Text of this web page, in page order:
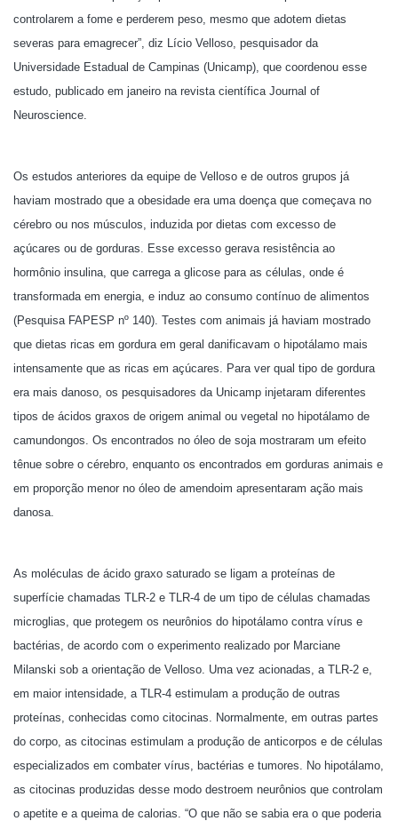
controlarem a fome e perderem peso, mesmo que adotem dietas
severas para emagrecer”, diz Lício Velloso, pesquisador da
Universidade Estadual de Campinas (Unicamp), que coordenou esse
estudo, publicado em janeiro na revista científica Journal of
Neuroscience.
Os estudos anteriores da equipe de Velloso e de outros grupos já
haviam mostrado que a obesidade era uma doença que começava no
cérebro ou nos músculos, induzida por dietas com excesso de
açúcares ou de gorduras. Esse excesso gerava resistência ao
hormônio insulina, que carrega a glicose para as células, onde é
transformada em energia, e induz ao consumo contínuo de alimentos
(Pesquisa FAPESP nº 140). Testes com animais já haviam mostrado
que dietas ricas em gordura em geral danificavam o hipotálamo mais
intensamente que as ricas em açúcares. Para ver qual tipo de gordura
era mais danoso, os pesquisadores da Unicamp injetaram diferentes
tipos de ácidos graxos de origem animal ou vegetal no hipotálamo de
camundongos. Os encontrados no óleo de soja mostraram um efeito
tênue sobre o cérebro, enquanto os encontrados em gorduras animais e
em proporção menor no óleo de amendoim apresentaram ação mais
danosa.
As moléculas de ácido graxo saturado se ligam a proteínas de
superfície chamadas TLR-2 e TLR-4 de um tipo de células chamadas
microglias, que protegem os neurônios do hipotálamo contra vírus e
bactérias, de acordo com o experimento realizado por Marciane
Milanski sob a orientação de Velloso. Uma vez acionadas, a TLR-2 e,
em maior intensidade, a TLR-4 estimulam a produção de outras
proteínas, conhecidas como citocinas. Normalmente, em outras partes
do corpo, as citocinas estimulam a produção de anticorpos e de células
especializados em combater vírus, bactérias e tumores. No hipotálamo,
as citocinas produzidas desse modo destroem neurônios que controlam
o apetite e a queima de calorias. “O que não se sabia era o que poderia